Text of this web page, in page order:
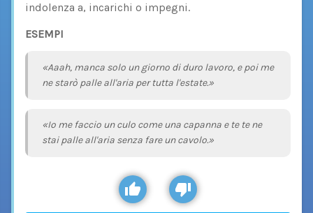
indolenza a, incarichi o impegni.
ESEMPI
«Aaah, manca solo un giorno di duro lavoro, e poi me
ne starò palle all'aria per tutta l'estate.»
«Io me faccio un culo come una capanna e te te ne
stai palle all'aria senza fare un cavolo.»